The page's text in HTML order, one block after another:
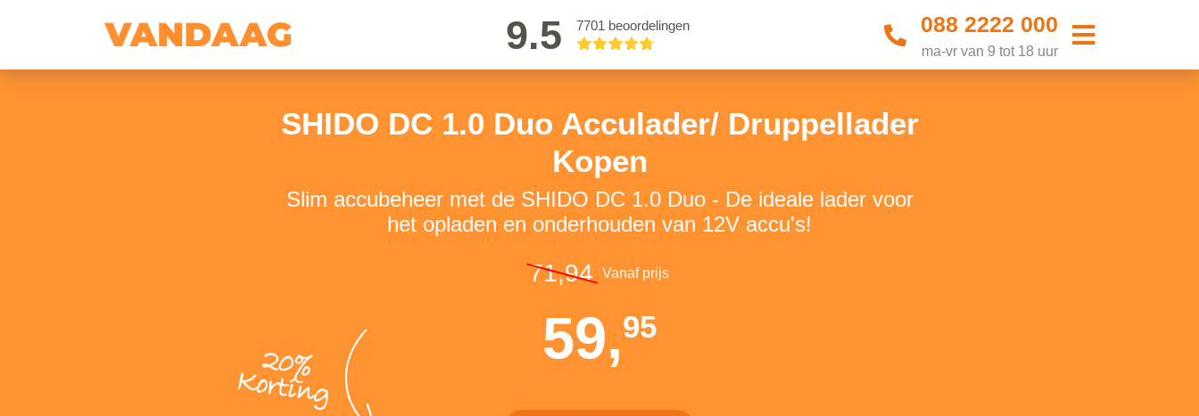
9.5 7701 beoordelingen 088 2222 000
ma-vr van 9 tot 18 uur
SHIDO DC 1.0 Duo Acculader/ Druppellader
Kopen
Slim accubeheer met de SHIDO DC 1.0 Duo - De ideale lader voor
het opladen en onderhouden van 12V accu's!
20%
Korting
71,94 Vanaf prijs
59,95